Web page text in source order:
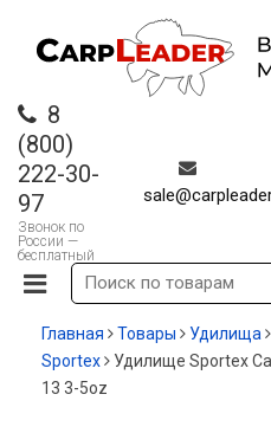
8
(800)
222-30-
97
Звонок по
России —
бесплатный
Главная Товары Удилища
Sportex
Удилище Sportex
13 3-5oz